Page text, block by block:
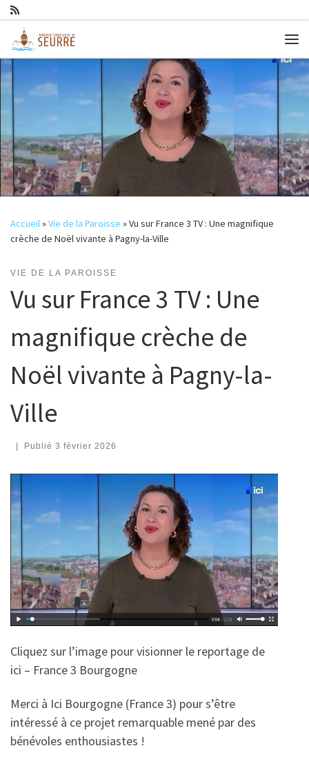
Passer au contenu
Accueil»Vie de la Paroisse »Vu sur France 3 TV : Une magnifique
crèche de Noël vivante à Pagny-la-Ville
VIE DE LA PAROISSE
Vu sur France 3 TV : Une
magnifique crèche de
Noël vivante à Pagny-la-
Ville
| Publié 3 février 2026
Cliquez sur l’image pour visionner le reportage de
ici – France 3 Bourgogne
Merci à Ici Bourgogne (France 3) pour s’être
intéressé à ce projet remarquable mené par des
bénévoles enthousiastes !